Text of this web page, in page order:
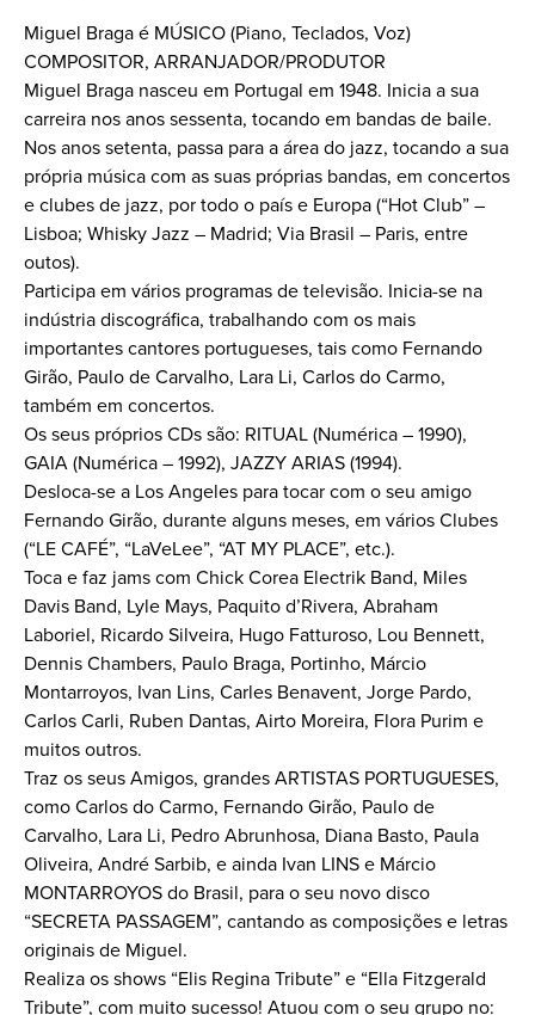
Miguel Braga é MÚSICO (Piano, Teclados, Voz)
COMPOSITOR, ARRANJADOR/PRODUTOR
Miguel Braga nasceu em Portugal em 1948. Inicia a sua
carreira nos anos sessenta, tocando em bandas de baile.
Nos anos setenta, passa para a área do jazz, tocando a sua
própria música com as suas próprias bandas, em concertos
e clubes de jazz, por todo o país e Europa (“Hot Club” –
Lisboa; Whisky Jazz – Madrid; Via Brasil – Paris, entre
outos).
Participa em vários programas de televisão. Inicia-se na
indústria discográfica, trabalhando com os mais
importantes cantores portugueses, tais como Fernando
Girão, Paulo de Carvalho, Lara Li, Carlos do Carmo,
também em concertos.
Os seus próprios CDs são: RITUAL (Numérica – 1990),
GAIA (Numérica – 1992), JAZZY ARIAS (1994).
Desloca-se a Los Angeles para tocar com o seu amigo
Fernando Girão, durante alguns meses, em vários Clubes
(“LE CAFÉ”, “LaVeLee”, “AT MY PLACE”, etc.).
Toca e faz jams com Chick Corea Electrik Band, Miles
Davis Band, Lyle Mays, Paquito d’Rivera, Abraham
Laboriel, Ricardo Silveira, Hugo Fatturoso, Lou Bennett,
Dennis Chambers, Paulo Braga, Portinho, Márcio
Montarroyos, Ivan Lins, Carles Benavent, Jorge Pardo,
Carlos Carli, Ruben Dantas, Airto Moreira, Flora Purim e
muitos outros.
Traz os seus Amigos, grandes ARTISTAS PORTUGUESES,
como Carlos do Carmo, Fernando Girão, Paulo de
Carvalho, Lara Li, Pedro Abrunhosa, Diana Basto, Paula
Oliveira, André Sarbib, e ainda Ivan LINS e Márcio
MONTARROYOS do Brasil, para o seu novo disco
“SECRETA PASSAGEM”, cantando as composições e letras
originais de Miguel.
Realiza os shows “Elis Regina Tribute” e “Ella Fitzgerald
Tribute”, com muito sucesso! Atuou com o seu grupo no: